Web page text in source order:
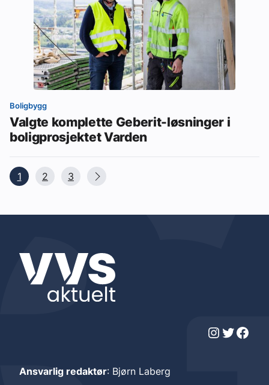
Boligbygg
Valgte komplette Geberit-løsninger i
boligprosjektet Varden
1 2 3
Instagram Twitter Facebook
Ansvarlig redaktør: Bjørn Laberg